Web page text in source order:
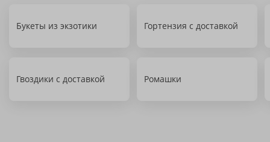
Букеты из экзотики Гортензия с доставкой
Гвоздики с доставкой Ромашки